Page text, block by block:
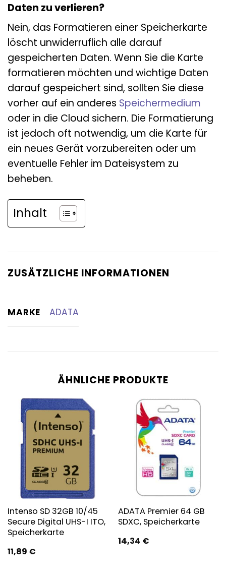
Daten zu verlieren?
Nein, das Formatieren einer Speicherkarte
löscht unwiderruflich alle darauf
gespeicherten Daten. Wenn Sie die Karte
formatieren möchten und wichtige Daten
darauf gespeichert sind, sollten Sie diese
vorher auf ein anderes Speichermedium
oder in die Cloud sichern. Die Formatierung
ist jedoch oft notwendig, um die Karte für
ein neues Gerät vorzubereiten oder um
eventuelle Fehler im Dateisystem zu
beheben.
Inhalt
ZUSÄTZLICHE INFORMATIONEN
MARKE ADATA
ÄHNLICHE PRODUKTE
Intenso SD 32GB 10/45
Secure Digital UHS-I ITO,
Speicherkarte
11,89 €
ADATA Premier 64 GB
SDXC, Speicherkarte
14,34 €